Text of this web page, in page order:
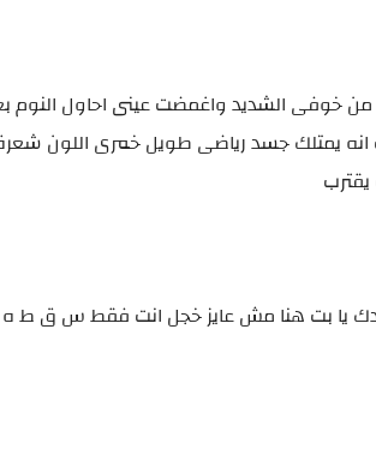
خوفى الشديد واغمضت عينى احاول النوم
يمتلك جسد رياضى طويل خمرى اللون
يا بت هنا مش عايز خجل انت فقط س ق ط